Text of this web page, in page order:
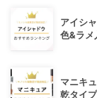
アイシ
色&ラメ
マニキ
乾タイ